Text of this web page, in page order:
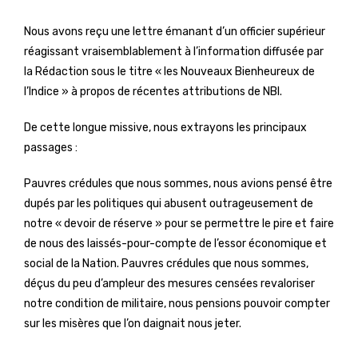
Nous avons reçu une lettre émanant d’un officier supérieur
réagissant vraisemblablement à l’information diffusée par
la Rédaction sous le titre « les Nouveaux Bienheureux de
l’Indice » à propos de récentes attributions de NBI.
De cette longue missive, nous extrayons les principaux
passages :
Pauvres crédules que nous sommes, nous avions pensé être
dupés par les politiques qui abusent outrageusement de
notre « devoir de réserve » pour se permettre le pire et faire
de nous des laissés-pour-compte de l’essor économique et
social de la Nation. Pauvres crédules que nous sommes,
déçus du peu d’ampleur des mesures censées revaloriser
notre condition de militaire, nous pensions pouvoir compter
sur les misères que l’on daignait nous jeter.